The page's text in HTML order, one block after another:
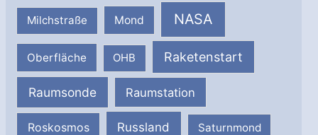
Milchstraße Mond NASA
Oberfläche OHB Raketenstart
Raumsonde Raumstation
Roskosmos Russland Saturnmond